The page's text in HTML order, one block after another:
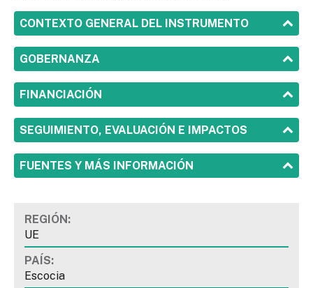
SHOW
CONTEXTO GENERAL DEL INSTRUMENTO
SHOW
GOBERNANZA
SHOW
FINANCIACIÓN
SHOW
SEGUIMIENTO, EVALUACIÓN E IMPACTOS
SHOW
FUENTES Y MÁS INFORMACIÓN
REGIÓN:
UE
PAÍS:
Escocia